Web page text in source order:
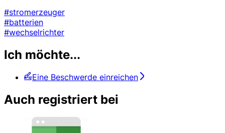
#stromerzeuger
#batterien
#wechselrichter
Ich möchte...
Eine Beschwerde einreichen
Auch registriert bei